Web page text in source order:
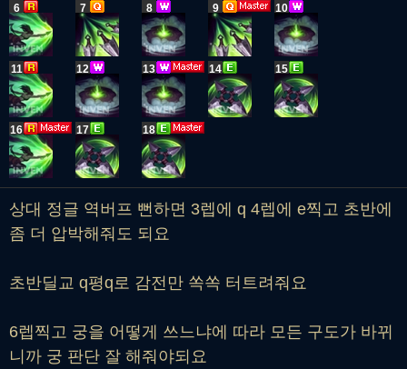
6 7 8 9 10
11 12 13 14 15
16 17 18
상대 정글 역버프 뻔하면 3렙에 q 4렙에 e찍고 초반에
좀 더 압박해줘도 되요
초반딜교 q평q로 감전만 쏙쏙 터트려줘요
6렙찍고 궁을 어떻게 쓰느냐에 따라 모든 구도가 바뀌
니까 궁 판단 잘 해줘야되요